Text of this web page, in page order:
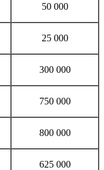
50 000
25 000
300 000
750 000
800 000
625 000